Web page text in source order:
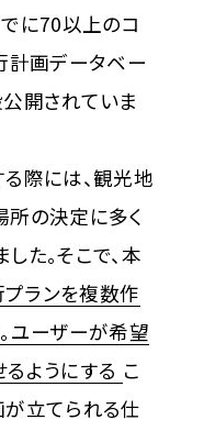
に70以上のコ
計画データベー
開されていま
際には、観光地
の決定に多く
た。そこで、本
ランを複数作
ユーザーが希望
ようにする こ
が立てられる仕